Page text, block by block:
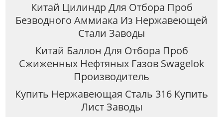
Китай Цилиндр Для Отбора Проб
Безводного Аммиака Из Нержавеющей
Стали Заводы
Китай Баллон Для Отбора Проб
Сжиженных Нефтяных Газов Swagelok
Производитель
Купить Нержавеющая Сталь 316 Купить
Лист Заводы